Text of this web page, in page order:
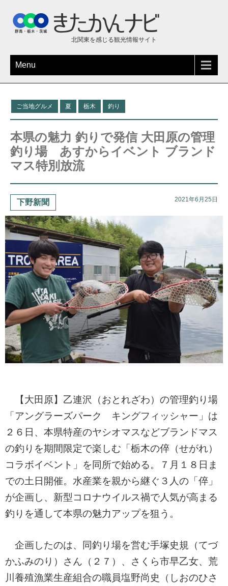
北関東を感じる観光情報サイト
Menu
ご当地グルメ 夏 栃木 釣り
本県の魅力 釣りで発信 大田原の管理
釣り場 あすからイベント ブランド
マス特別放流
下野新聞 2021年6月25日
【大田原】乙連沢（おとれざわ）の管理釣り場
「アングラーズパーク キングフィッシャー」は
２６日、本県特産のヤシオマスなどブランドマス
の釣りを期間限定で楽しむ「栃木の倅（せがれ）
コラボイベント」を同所で始める。７月１８日ま
での土日開催。水産業を親から継ぐ３人の「倅」
が企画し、新型コロナウイルス禍で人気が高まる
釣りを通して本県の魅力アップを狙う。
企画したのは、同釣り場を営む手塚史規（てづ
かふみのり）さん（２７）、さくら市早乙女、荒
川養殖漁業生産組合の職員塩野尚史（しおのひさ